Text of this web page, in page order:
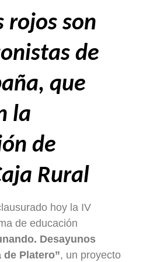
rojos son
de
que
la
de
Rural
hoy la IV
de educación
Desayunos
de Platero”, un proyecto